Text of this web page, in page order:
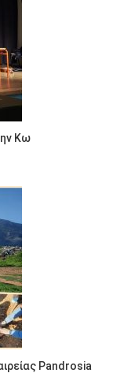
Κω
Pandrosia